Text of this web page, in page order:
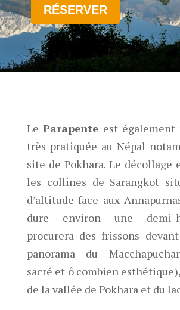
RÉSERVER
Le Parapente est
très pratiquée au Népal
site de Pokhara. Le décollage
les collines de Sarangkot
d’altitude face aux
dure environ une demi-
procurera des frissons
panorama du
sacré et ô combien
de la vallée de Pokhara et du